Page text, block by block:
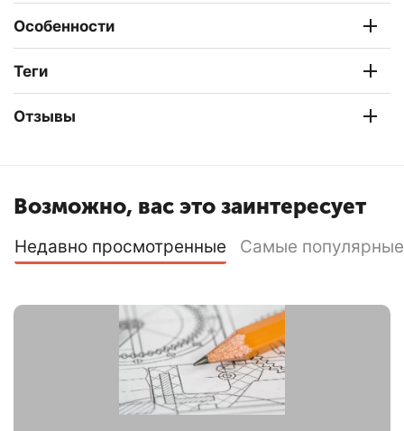
Особенности
Теги
Отзывы
Возможно, вас это заинтересует
Недавно просмотренные Самые популярные